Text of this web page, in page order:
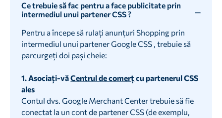
Ce trebuie să fac pentru a face publicitate prin
intermediul unui partener CSS ?
Pentru a începe să rulați anunțuri Shopping prin
intermediul unui partener Google CSS , trebuie să
parcurgeți doi pași cheie:
1. Asociați-văCentrul de comerțcu partenerul CSS
ales
Contul dvs. Google Merchant Center trebuie să fie
conectat la un cont de partener CSS (de exemplu,